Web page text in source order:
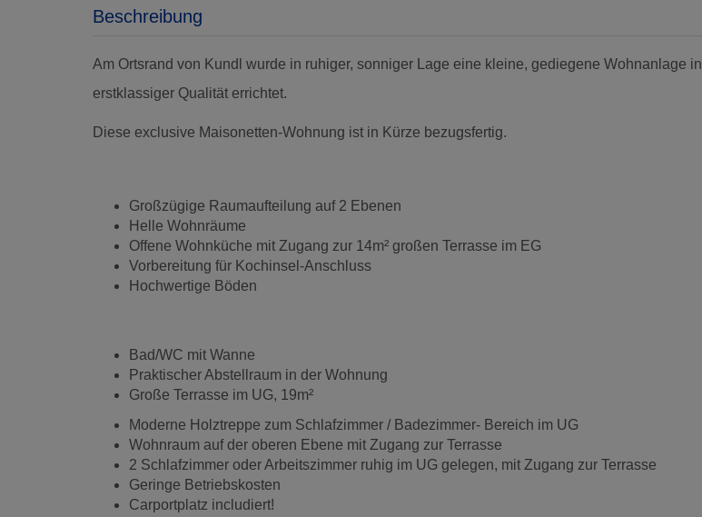
Beschreibung
Am Ortsrand von Kundl wurde in ruhiger, sonniger Lage eine kleine, gediegene Wohnanlage in
erstklassiger Qualität errichtet.
Diese exclusive Maisonetten-Wohnung ist in Kürze bezugsfertig.
Großzügige Raumaufteilung auf 2 Ebenen
Helle Wohnräume
Offene Wohnküche mit Zugang zur 14m² großen Terrasse im EG
Vorbereitung für Kochinsel-Anschluss
Hochwertige Böden
Bad/WC mit Wanne
Praktischer Abstellraum in der Wohnung
Große Terrasse im UG, 19m²
Moderne Holztreppe zum Schlafzimmer / Badezimmer- Bereich im UG
Wohnraum auf der oberen Ebene mit Zugang zur Terrasse
2 Schlafzimmer oder Arbeitszimmer ruhig im UG gelegen, mit Zugang zur Terrasse
Geringe Betriebskosten
Carportplatz includiert!